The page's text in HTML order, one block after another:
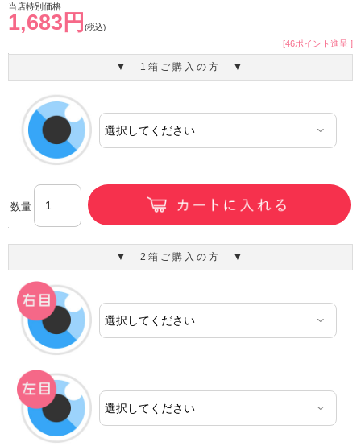
当店特別価格
1,683円 (税込)
[46ポイント進呈 ]
▼ 1箱ご購入の方 ▼
数量
▼ 2箱ご購入の方 ▼